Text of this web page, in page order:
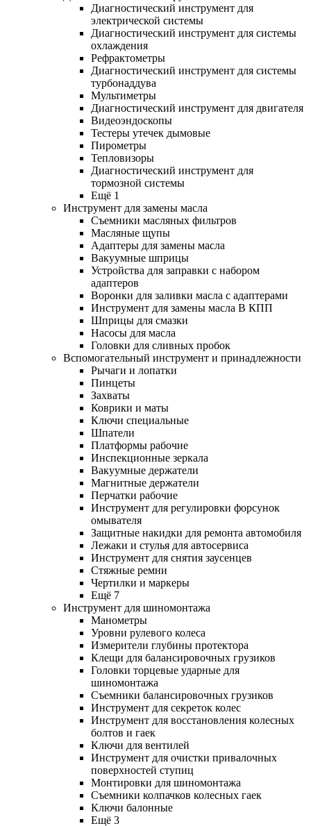
Диагностический инструмент для
электрической системы
Диагностический инструмент для системы
охлаждения
Рефрактометры
Диагностический инструмент для системы
турбонаддува
Мультиметры
Диагностический инструмент для двигателя
Видеоэндоскопы
Тестеры утечек дымовые
Пирометры
Тепловизоры
Диагностический инструмент для
тормозной системы
Ещё 1
Инструмент для замены масла
Съемники масляных фильтров
Масляные щупы
Адаптеры для замены масла
Вакуумные шприцы
Устройства для заправки с набором
адаптеров
Воронки для заливки масла с адаптерами
Инструмент для замены масла В КПП
Шприцы для смазки
Насосы для масла
Головки для сливных пробок
Вспомогательный инструмент и принадлежности
Рычаги и лопатки
Пинцеты
Захваты
Коврики и маты
Ключи специальные
Шпатели
Платформы рабочие
Инспекционные зеркала
Вакуумные держатели
Магнитные держатели
Перчатки рабочие
Инструмент для регулировки форсунок
омывателя
Защитные накидки для ремонта автомобиля
Лежаки и стулья для автосервиса
Инструмент для снятия заусенцев
Стяжные ремни
Чертилки и маркеры
Ещё 7
Инструмент для шиномонтажа
Манометры
Уровни рулевого колеса
Измерители глубины протектора
Клещи для балансировочных грузиков
Головки торцевые ударные для
шиномонтажа
Съемники балансировочных грузиков
Инструмент для секреток колес
Инструмент для восстановления колесных
болтов и гаек
Ключи для вентилей
Инструмент для очистки привалочных
поверхностей ступиц
Монтировки для шиномонтажа
Съемники колпачков колесных гаек
Ключи балонные
Ещё 3